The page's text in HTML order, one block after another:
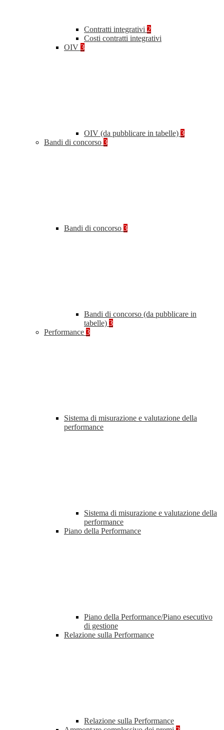
Contratti integrativi 2
Costi contratti integrativi
OIV 3
OIV (da pubblicare in tabelle) 3
Bandi di concorso 3
Bandi di concorso 3
Bandi di concorso (da pubblicare in
tabelle) 3
Performance 3
Sistema di misurazione e valutazione della
performance
Sistema di misurazione e valutazione della
performance
Piano della Performance
Piano della Performance/Piano esecutivo
di gestione
Relazione sulla Performance
Relazione sulla Performance